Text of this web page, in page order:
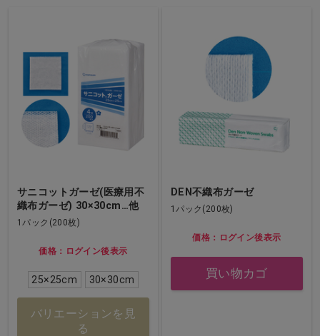
サニコットガーゼ(医療用不
織布ガーゼ) 30×30cm…他
1パック(200枚)
価格：ログイン後表示
25×25cm 30×30cm
バリエーションを見
る
DEN不織布ガーゼ
1パック(200枚)
価格：ログイン後表示
買い物カゴ